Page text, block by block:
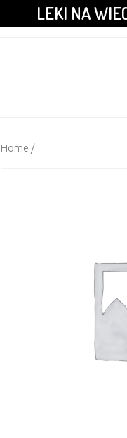
LEKI NA
Home /